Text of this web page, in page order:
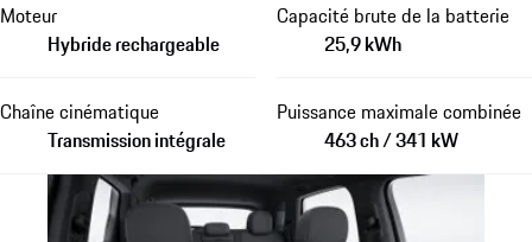
Moteur
Hybride rechargeable
Capacité brute de la batterie
25,9 kWh
Chaîne cinématique
Transmission intégrale
Puissance maximale combinée
463 ch / 341 kW